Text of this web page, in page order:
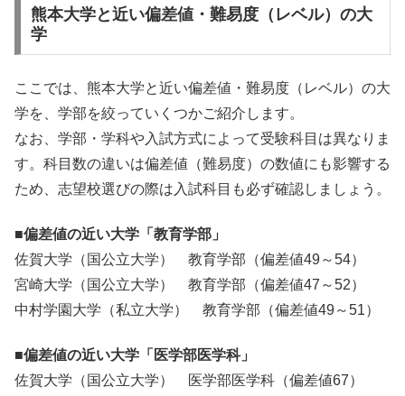
熊本大学と近い偏差値・難易度（レベル）の大
学
ここでは、熊本大学と近い偏差値・難易度（レベル）の大
学を、学部を絞っていくつかご紹介します。
なお、学部・学科や入試方式によって受験科目は異なりま
す。科目数の違いは偏差値（難易度）の数値にも影響する
ため、志望校選びの際は入試科目も必ず確認しましょう。
■偏差値の近い大学「教育学部」
佐賀大学（国公立大学） 教育学部（偏差値49～54）
宮崎大学（国公立大学） 教育学部（偏差値47～52）
中村学園大学（私立大学） 教育学部（偏差値49～51）
■偏差値の近い大学「医学部医学科」
佐賀大学（国公立大学） 医学部医学科（偏差値67）